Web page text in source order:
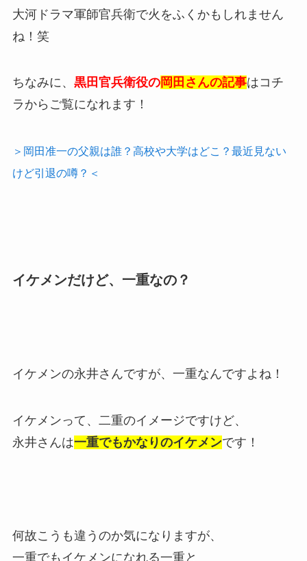
大河ドラマ軍師官兵衛で火をふくかもしれません
ね！笑
ちなみに、 黒田官兵衛役の岡田さんの記事はコチ
ラからご覧になれます！
＞岡田准一の父親は誰？高校や大学はどこ？最近見ない
けど引退の噂？＜
イケメンだけど、一重なの？
イケメンの永井さんですが、一重なんですよね！
イケメンって、二重のイメージですけど、
永井さんは一重でもかなりのイケメンです！
何故こうも違うのか気になりますが、
一重でもイケメンになれる一重と